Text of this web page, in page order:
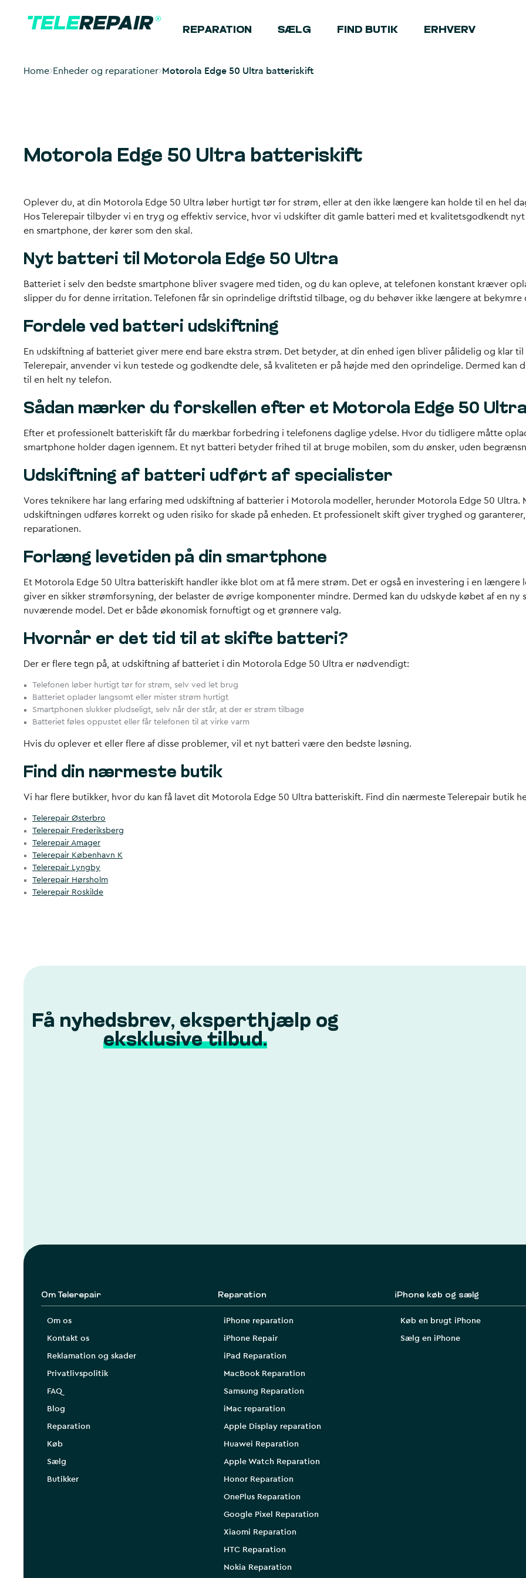
REPARATION SÆLG FIND BUTIK ERHVERV
Home Enheder og reparationer Motorola Edge 50 Ultra batteriskift
Motorola Edge 50 Ultra batteriskift
Oplever du, at din Motorola Edge 50 Ultra løber hurtigt tør for strøm, eller at den ikke længere kan holde til en hel
Hos Telerepair tilbyder vi en tryg og effektiv service, hvor vi udskifter dit gamle batteri med et kvalitetsgodkendt
en smartphone, der kører som den skal.
Nyt batteri til Motorola Edge 50 Ultra
Batteriet i selv den bedste smartphone bliver svagere med tiden, og du kan opleve, at telefonen konstant kræver
slipper du for denne irritation. Telefonen får sin oprindelige driftstid tilbage, og du behøver ikke længere at
Fordele ved batteri udskiftning
En udskiftning af batteriet giver mere end bare ekstra strøm. Det betyder, at din enhed igen bliver pålidelig og klar
Telerepair, anvender vi kun testede og godkendte dele, så kvaliteten er på højde med den oprindelige. Dermed
til en helt ny telefon.
Sådan mærker du forskellen efter et Motorola Edge 50
Efter et professionelt batteriskift får du mærkbar forbedring i telefonens daglige ydelse. Hvor du tidligere måtte
smartphone holder dagen igennem. Et nyt batteri betyder frihed til at bruge mobilen, som du ønsker, uden
Udskiftning af batteri udført af specialister
Vores teknikere har lang erfaring med udskiftning af batterier i Motorola modeller, herunder Motorola Edge 50
udskiftningen udføres korrekt og uden risiko for skade på enheden. Et professionelt skift giver tryghed og
reparationen.
Forlæng levetiden på din smartphone
Et Motorola Edge 50 Ultra batteriskift handler ikke blot om at få mere strøm. Det er også en investering i en
giver en sikker strømforsyning, der belaster de øvrige komponenter mindre. Dermed kan du udskyde købet af en
nuværende model. Det er både økonomisk fornuftigt og et grønnere valg.
Hvornår er det tid til at skifte batteri?
Der er flere tegn på, at udskiftning af batteriet i din Motorola Edge 50 Ultra er nødvendigt:
Telefonen løber hurtigt tør for strøm, selv ved let brug
Batteriet oplader langsomt eller mister strøm hurtigt
Smartphonen slukker pludseligt, selv når der står, at der er strøm tilbage
Batteriet føles oppustet eller får telefonen til at virke varm
Hvis du oplever et eller flere af disse problemer, vil et nyt batteri være den bedste løsning.
Find din nærmeste butik
Vi har flere butikker, hvor du kan få lavet dit Motorola Edge 50 Ultra batteriskift. Find din nærmeste Telerepair butik
Telerepair Østerbro
Telerepair Frederiksberg
Telerepair Amager
Telerepair København K
Telerepair Lyngby
Telerepair Hørsholm
Telerepair Roskilde
Få nyhedsbrev, eksperthjælp og
eksklusive tilbud.
Om Telerepair
Om os
Kontakt os
Reklamation og skader
Privatlivspolitik
FAQ
Blog
Reparation
Køb
Sælg
Butikker
Reparation
iPhone reparation
iPhone Repair
iPad Reparation
MacBook Reparation
Samsung Reparation
iMac reparation
Apple Display reparation
Huawei Reparation
Apple Watch Reparation
Honor Reparation
OnePlus Reparation
Google Pixel Reparation
Xiaomi Reparation
HTC Reparation
Nokia Reparation
iPhone køb og sælg
Køb en brugt iPhone
Sælg en iPhone